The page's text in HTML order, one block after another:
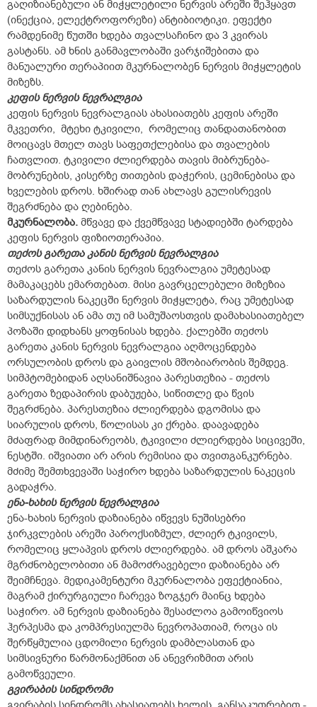
გაღიზიანებული ან მიჭყლეტილი ნერვის არეში შეჰყავთ
(ინექცია, ელექტროფორეზი) ანტიბიოტიკი. ეფექტი
რამდენიმე წუთში ხდება თვალსაჩინო და 3 კვირას
გასტანს. ამ ხნის განმავლობაში ვარჯიშებითა და
მანუალური თერაპიით მკურნალობენ ნერვის მიჭყლეტის
მიზეზს.
კეფის ნერვის ნევრალგია
კეფის ნერვის ნევრალგიას ახასიათებს კეფის არეში
მკვეთრი, მტეხი ტკივილი, რომელიც თანდათანობით
მოიცავს მთელ თავს საფეთქლებისა და თვალების
ჩათვლით. ტკივილი ძლიერდება თავის მიბრუნება-
მობრუნების, კისერზე თითების დაჭერის, ცემინებისა და
ხველების დროს. ხშირად თან ახლავს გულისრევის
შეგრძნება და ღებინება.
მკურნალობა. მწვავე და ქვემწვავე სტადიებში ტარდება
კეფის ნერვის ფიზიოთერაპია.
თეძოს გარეთა კანის ნერვის ნევრალგია
თეძოს გარეთა კანის ნერვის ნევრალგია უმეტესად
მამაკაცებს ემართებათ. მისი გავრცელებული მიზეზია
საზარდულის ნაკეცში ნერვის მიჭყლეტა, რაც უმეტესად
სიმსუქნისას ან ამა თუ იმ სამუშაოსთვის დამახასიათებელ
პოზაში დიდხანს ყოფნისას ხდება. ქალებში თეძოს
გარეთა კანის ნერვის ნევრალგია აღმოცენდება
ორსულობის დროს და გაივლის მშობიარობის შემდეგ.
სიმპტომებიდან აღსანიშნავია პარესთეზია - თეძოს
გარეთა ზედაპირის დაბუჟება, სიწითლე და წვის
შეგრძნება. პარესთეზია ძლიერდება დგომისა და
სიარულის დროს, წოლისას კი ქრება. დაავადება
მძაფრად მიმდინარეობს, ტკივილი ძლიერდება სიცივეში,
ნესტში. იშვიათი არ არის რემისია და თვითგანკურნება.
მძიმე შემთხვევაში საჭირო ხდება საზარდულის ნაკეცის
გადაჭრა.
ენა-ხახის ნერვის ნევრალგია
ენა-ხახის ნერვის დაზიანება იწვევს ნუშისებრი
ჯირკვლების არეში პაროქსიზმულ, ძლიერ ტკივილს,
რომელიც ყლაპვის დროს ძლიერდება. ამ დროს აშკარა
მგრძნობელობითი ან მამოძრავებელი დაზიანება არ
შეიმჩნევა. მედიკამენტური მკურნალობა ეფექტიანია,
მაგრამ ქირურგიული ჩარევა ზოგჯერ მაინც ხდება
საჭირო. ამ ნერვის დაზიანება შესაძლოა გამოიწვიოს
ჰერპესმა და კომპრესიულმა ნევროპათიამ, როცა ის
შერწყმულია ცდომილი ნერვის დამბლასთან და
სიმსივნური წარმონაქმნით ან ანევრიზმით არის
გამოწვეული.
გვირაბის სინდრომი